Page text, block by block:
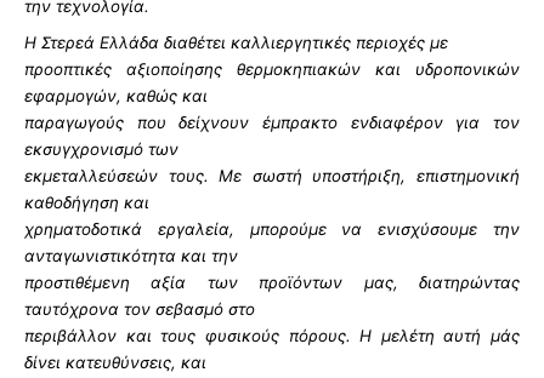
την τεχνολογία.
Η Στερεά Ελλάδα διαθέτει καλλιεργητικές περιοχές με
προοπτικές αξιοποίησης θερμοκηπιακών και υδροπονικών
εφαρμογών, καθώς και
παραγωγούς που δείχνουν έμπρακτο ενδιαφέρον για τον
εκσυγχρονισμό των
εκμεταλλεύσεών τους. Με σωστή υποστήριξη, επιστημονική
καθοδήγηση και
χρηματοδοτικά εργαλεία, μπορούμε να ενισχύσουμε την
ανταγωνιστικότητα και την
προστιθέμενη αξία των προϊόντων μας, διατηρώντας
ταυτόχρονα τον σεβασμό στο
περιβάλλον και τους φυσικούς πόρους. Η μελέτη αυτή μάς
δίνει κατευθύνσεις, και